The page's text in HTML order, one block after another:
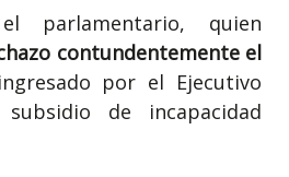
parlamentario, quien
contundentemente el
por el Ejecutivo
de incapacidad